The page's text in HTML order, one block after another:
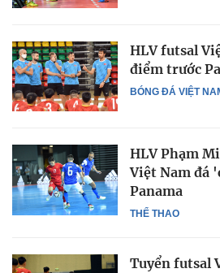
BÓNG ĐÁ VIỆT
HLV futsal
điểm trước
THỂ THAO
HLV Phạm
Việt Nam đá
Panama
Tuyển futsal